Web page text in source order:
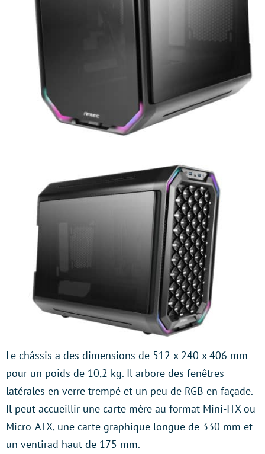
Le châssis a des dimensions de 512 x 240 x 406 mm
pour un poids de 10,2 kg. Il arbore des fenêtres
latérales en verre trempé et un peu de RGB en façade.
Il peut accueillir une carte mère au format Mini-ITX ou
Micro-ATX, une carte graphique longue de 330 mm et
un ventirad haut de 175 mm.